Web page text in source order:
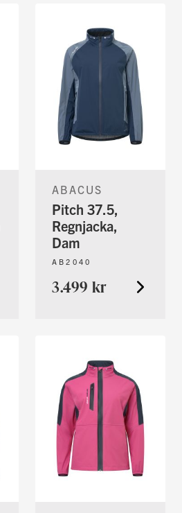
ABACUS
Pitch 37.5,
Regnjacka,
Dam
AB2040
3.499 kr